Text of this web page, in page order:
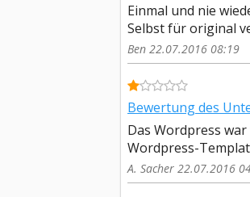
Einmal und nie
Selbst für original
Ben 22.07.2016 08:19
Bewertung des
Das Wordpress
Wordpress-
A. Sacher 22.07.2016